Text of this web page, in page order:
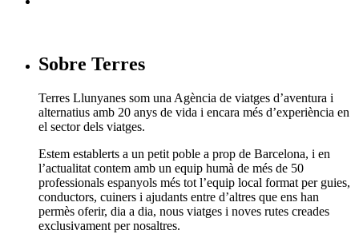
Sobre Terres
Terres Llunyanes som una Agència de viatges d’aventura i
alternatius amb 20 anys de vida i encara més d’experiència en
el sector dels viatges.
Estem establerts a un petit poble a prop de Barcelona, i en
l’actualitat contem amb un equip humà de més de 50
professionals espanyols més tot l’equip local format per guies,
conductors, cuiners i ajudants entre d’altres que ens han
permès oferir, dia a dia, nous viatges i noves rutes creades
exclusivament per nosaltres.